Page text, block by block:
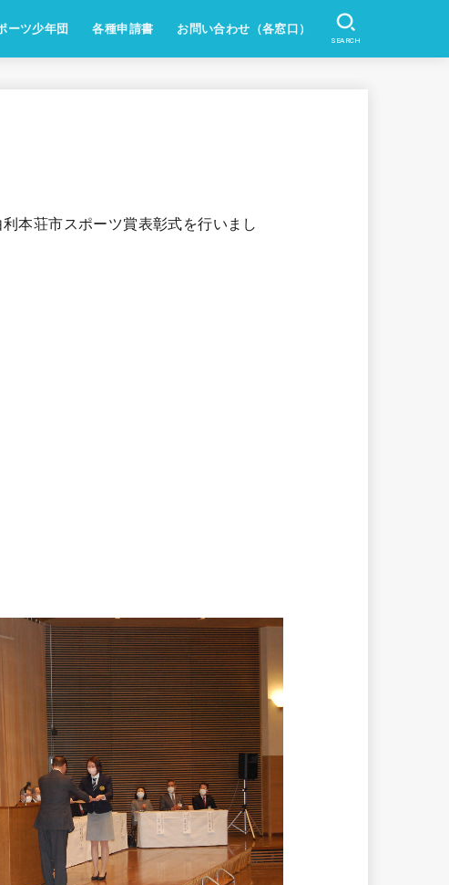
ーツ少年団 各種申請書 お問い合わせ（各窓口）
SEARCH
本荘市スポーツ賞表彰式を行いまし